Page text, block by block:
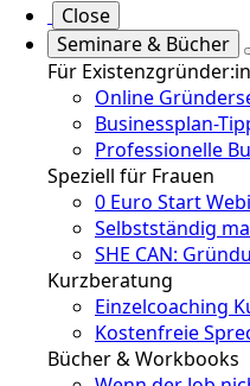
Close
Seminare & Bücher
Für
Online
Businessplan-
Professionelle
Speziell für Frauen
0 Euro Start
Selbstständig
SHE CAN:
Kurzberatung
Einzelcoaching
Kostenfreie
Bücher & Workbooks